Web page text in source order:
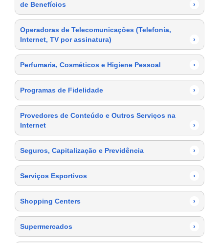
de Benefícios
›
Operadoras de Telecomunicações (Telefonia,
Internet, TV por assinatura)
›
Perfumaria, Cosméticos e Higiene Pessoal ›
Programas de Fidelidade ›
Provedores de Conteúdo e Outros Serviços na
Internet
›
Seguros, Capitalização e Previdência ›
Serviços Esportivos ›
Shopping Centers ›
Supermercados ›